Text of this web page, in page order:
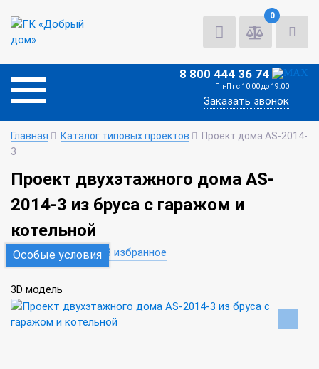
0
8 800 444 36 74
Пн-Пт с 10:00 до 19:00
Заказать звонок
Главная Каталог типовых проектов
Проект дома AS-2014-
3
Проект двухэтажного дома AS-
2014-3 из бруса с гаражом и
котельной
В сравнение В избранное
3D модель
Особые условия